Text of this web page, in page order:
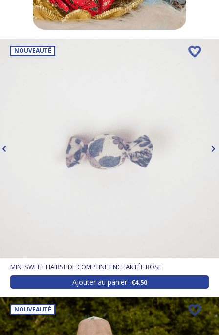
NOUVEAUTÉ
MINI SWEET HAIRSLIDE COMPTINE ENCHANTÉE ROSE
Ajouter au panier €4.50
NOUVEAUTÉ